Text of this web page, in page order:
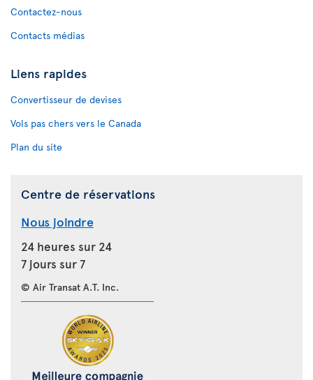
Contactez-nous
Contacts médias
Liens rapides
Convertisseur de devises
Vols pas chers vers le Canada
Plan du site
Centre de réservations
Nous joindre
24 heures sur 24
7 jours sur 7
© Air Transat A.T. Inc.